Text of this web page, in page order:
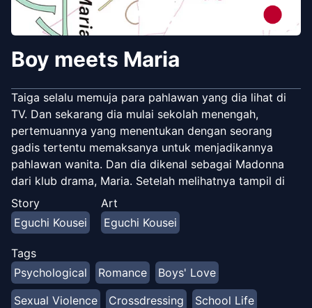
Boy meets Maria
Taiga selalu memuja para pahlawan yang dia lihat di
TV. Dan sekarang dia mulai sekolah menengah,
pertemuannya yang menentukan dengan seorang
gadis tertentu memaksanya untuk menjadikannya
pahlawan wanita. Dan dia dikenal sebagai Madonna
dari klub drama, Maria. Setelah melihatnya tampil di
atas panggung, Taiga jatuh jungkir balik dan mengakui
perasaannya padanya dan secara tragis ditembak
jatuh. Dan yang mengejutkannya, wanita cantik itu
sebenarnya adalah anak laki-laki yang cantik…
Story
Eguchi Kousei
Art
Eguchi Kousei
Tags
Psychological
Romance
Boys' Love
Sexual Violence
Crossdressing School Life